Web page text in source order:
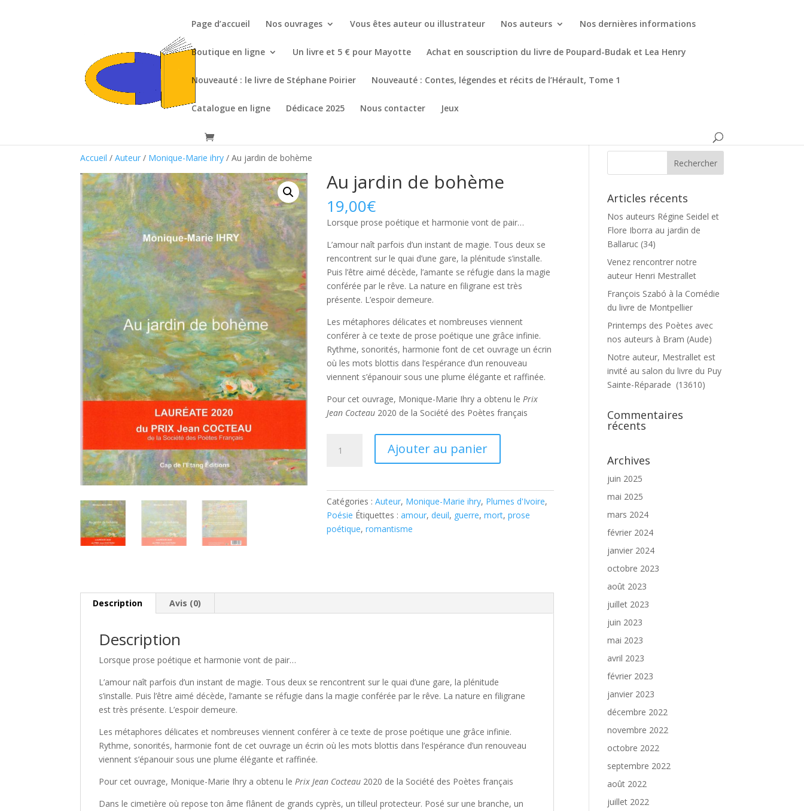
Page d’accueil Nos ouvrages Vous êtes auteur ou illustrateur Nos auteurs Nos dernières informations
Boutique en ligne Un livre et 5 € pour Mayotte Achat en souscription du livre de Poupard-Budak et Lea Henry
Nouveauté : le livre de Stéphane Poirier Nouveauté : Contes, légendes et récits de l’Hérault, Tome 1
Catalogue en ligne Dédicace 2025 Nous contacter Jeux
Accueil /Auteur / Monique-Marie ihry / Au jardin de bohème
Au jardin de bohème
19,00€
Lorsque prose poétique et harmonie vont de pair…
L’amour naît parfois d’un instant de magie. Tous deux se
rencontrent sur le quai d’une gare, la plénitude s’installe.
Puis l’être aimé décède, l’amante se réfugie dans la magie
conférée par le rêve. La nature en filigrane est très
présente. L’espoir demeure.
Les métaphores délicates et nombreuses viennent
conférer à ce texte de prose poétique une grâce infinie.
Rythme, sonorités, harmonie font de cet ouvrage un écrin
où les mots blottis dans l’espérance d’un renouveau
viennent s’épanouir sous une plume élégante et raffinée.
Pour cet ouvrage, Monique-Marie Ihry a obtenu lePrix
Jean Cocteau 2020 de la Société des Poètes français
bohème
Ajouter au panier
n
a
:
Catégories :Auteur, Monique-Marie ihry, Plumes d'Ivoire,
Poésie Étiquettes :amour,deuil, guerre,mort,prose
poétique,romantisme
Description Avis (0)
Description
Lorsque prose poétique et harmonie vont de pair…
L’amour naît parfois d’un instant de magie. Tous deux se rencontrent sur le quai d’une gare, la plénitude
s’installe. Puis l’être aimé décède, l’amante se réfugie dans la magie conférée par le rêve. La nature en filigrane
est très présente. L’espoir demeure.
Les métaphores délicates et nombreuses viennent conférer à ce texte de prose poétique une grâce infinie.
Rythme, sonorités, harmonie font de cet ouvrage un écrin où les mots blottis dans l’espérance d’un renouveau
viennent s’épanouir sous une plume élégante et raffinée.
Pour cet ouvrage, Monique-Marie Ihry a obtenu lePrix Jean Cocteau 2020 de la Société des Poètes français
Dans le cimetière où repose ton âme flânent de grands cyprès, un tilleul protecteur. Posé sur une branche, un
Articles récents
Nos auteurs Régine Seidel et
Flore Iborra au jardin de
Ballaruc (34)
Venez rencontrer notre
auteur Henri Mestrallet
François Szabó à la Comédie
du livre de Montpellier
Printemps des Poètes avec
nos auteurs à Bram (Aude)
Notre auteur, Mestrallet est
invité au salon du livre du Puy
Sainte-Réparade (13610)
Commentaires
récents
Archives
juin 2025
mai 2025
mars 2024
février 2024
janvier 2024
octobre 2023
août 2023
juillet 2023
juin 2023
mai 2023
avril 2023
février 2023
janvier 2023
décembre 2022
novembre 2022
octobre 2022
septembre 2022
août 2022
juillet 2022